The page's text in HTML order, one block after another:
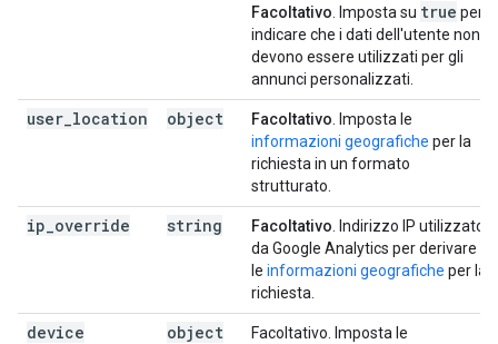
Facoltativo . Imposta su true per
indicare che i dati dell'utente non
devono essere utilizzati per gli
annunci personalizzati.
user location object Facoltativo . Imposta le
informazioni geografiche per la
richiesta in un formato
strutturato.
ip override string Facoltativo . Indirizzo IP utilizzato
da Google Analytics per derivare
le informazioni geografiche per la
richiesta.
device object
Facoltativo. Imposta le